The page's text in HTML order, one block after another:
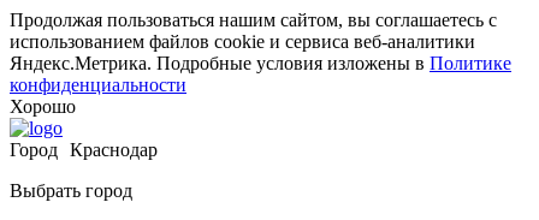
Продолжая пользоваться нашим сайтом, вы соглашаетесь с
использованием файлов cookie и сервиса веб-аналитики
Яндекс.Метрика. Подробные условия изложены в Политике
конфиденциальности
Хорошо
Город Краснодар
Выбрать город